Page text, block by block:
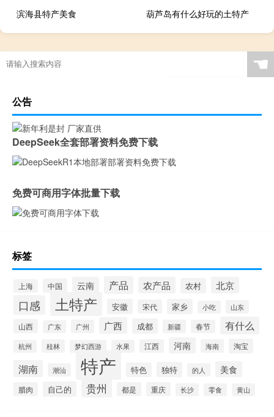
滨海县特产美食
葫芦岛有什么好玩的土特产
☚
公告
DeepSeek全套部署资料免费下载
免费可商用字体批量下载
标签
上海 中国 云南 产品 农产品 农村 北京
口感 土特产 安徽 宋代 家乡 小吃 山东
山西 广东 广州 广西 成都 新疆 春节 有什么
杭州 桂林 梦幻西游 水果 江西 河南 海南 淘宝
湖南 潮汕 特产 特色 独特 的人 美食
腊肉 自己的 贵州 都是 重庆 长沙 零食 黄山